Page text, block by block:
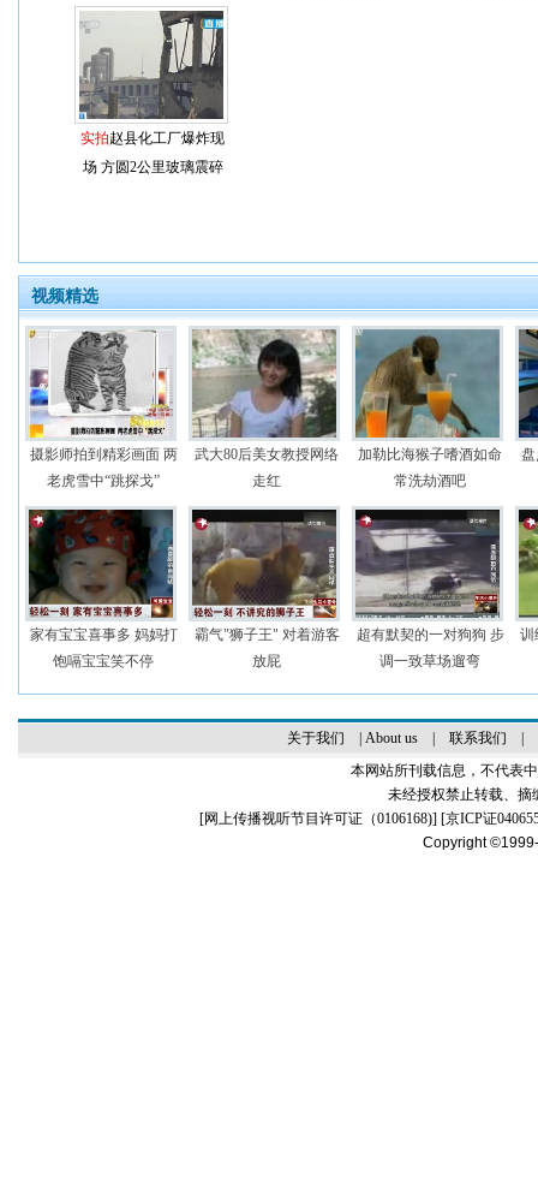
实拍赵县化工厂爆炸现
场 方圆2公里玻璃震碎
视频精选
摄影师拍到精彩画面 两
老虎雪中“跳探戈”
武大80后美女教授网络
走红
加勒比海猴子嗜酒如命
常洗劫酒吧
家有宝宝喜事多 妈妈打
饱嗝宝宝笑不停
霸气"狮子王" 对着游客
放屁
超有默契的一对狗狗 步
调一致草场遛弯
训
关于我们 About us| 联系我们
本网站所刊载信息，不代表
未经授权禁止转载、摘
[网上传播视听节目许可证（0106168)] [京ICP证
Copyright